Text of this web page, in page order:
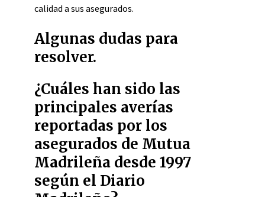
calidad a sus asegurados.
Algunas dudas para
resolver.
¿Cuáles han sido las
principales averías
reportadas por los
asegurados de Mutua
Madrileña desde 1997
según el Diario